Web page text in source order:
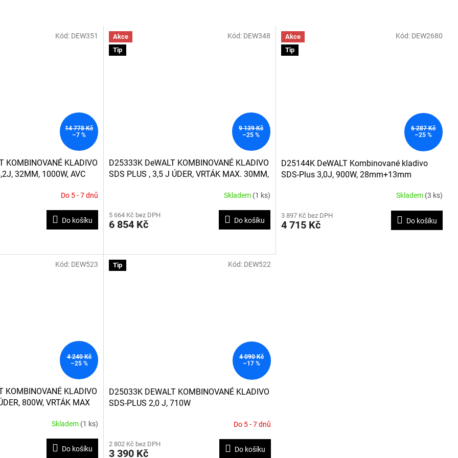
14 778 Kč
–7 %
KOMBINOVANÉ KLADIVO
32MM, 1000W, AVC
Do 5 - 7 dnů
Do košíku
Kód: DEW351
Akce
Tip
9 139 Kč
–25 %
D25333K DeWALT KOMBINOVANÉ KLADIVO
SDS PLUS , 3,5 J ÚDER, VRTÁK MAX. 30MM,
produktu
je
5
hvězdiček.
Skladem (1 ks)
5 664 Kč bez DPH
6 854 Kč Do košíku
Kód: DEW348
Akce
Tip
6 287 Kč
–25 %
D25144K DeWALT Kombinované kladivo
SDS-Plus 3,0J, 900W, 28mm+13mm
produktu
je
Skladem (3 ks)
3 897 Kč bez DPH
4 715 Kč Do košíku
Kód: DEW2680
4 240 Kč
–25 %
KOMBINOVANÉ KLADIVO
800W, VRTÁK MAX
Skladem (1 ks)
Do košíku
Kód: DEW523 Tip
4 090 Kč
–17 %
D25033K DEWALT KOMBINOVANÉ KLADIVO
SDS-PLUS 2,0 J, 710W
produktu
je
Do 5 - 7 dnů
2 802 Kč bez DPH
3 390 Kč Do košíku
Kód: DEW522